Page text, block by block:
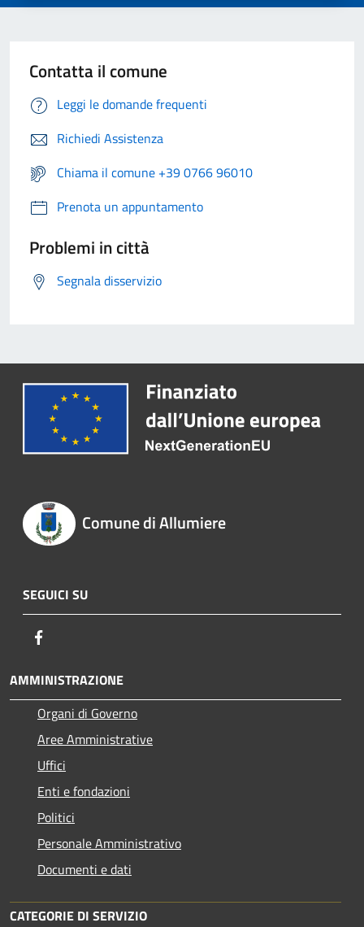
Contatta il comune
Leggi le domande frequenti
Richiedi Assistenza
Chiama il comune +39 0766 96010
Prenota un appuntamento
Problemi in città
Segnala disservizio
Comune di Allumiere
SEGUICI SU
AMMINISTRAZIONE
Organi di Governo
Aree Amministrative
Uffici
Enti e fondazioni
Politici
Personale Amministrativo
Documenti e dati
CATEGORIE DI SERVIZIO